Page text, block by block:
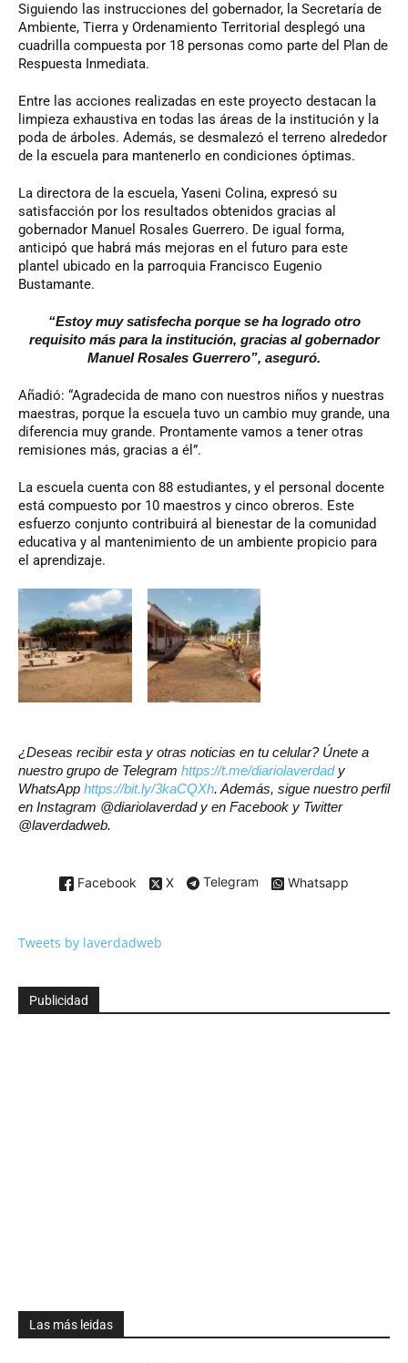
Siguiendo las instrucciones del gobernador, la Secretaría de
Ambiente, Tierra y Ordenamiento Territorial desplegó una
cuadrilla compuesta por 18 personas como parte del Plan de
Respuesta Inmediata.
Entre las acciones realizadas en este proyecto destacan la
limpieza exhaustiva en todas las áreas de la institución y la
poda de árboles. Además, se desmalezó el terreno alrededor
de la escuela para mantenerlo en condiciones óptimas.
La directora de la escuela, Yaseni Colina, expresó su
satisfacción por los resultados obtenidos gracias al
gobernador Manuel Rosales Guerrero. De igual forma,
anticipó que habrá más mejoras en el futuro para este
plantel ubicado en la parroquia Francisco Eugenio
Bustamante.
“Estoy muy satisfecha porque se ha logrado otro
requisito más para la institución, gracias al gobernador
Manuel Rosales Guerrero”, aseguró.
Añadió: “Agradecida de mano con nuestros niños y nuestras
maestras, porque la escuela tuvo un cambio muy grande, una
diferencia muy grande. Prontamente vamos a tener otras
remisiones más, gracias a él”.
La escuela cuenta con 88 estudiantes, y el personal docente
está compuesto por 10 maestros y cinco obreros. Este
esfuerzo conjunto contribuirá al bienestar de la comunidad
educativa y al mantenimiento de un ambiente propicio para
el aprendizaje.
¿Deseas recibir esta y otras noticias en tu celular? Únete a
nuestro grupo de Telegram https://t.me/diariolaverdady
WhatsApp https://bit.ly/3kaCQXh. Además, sigue nuestro perfil
en Instagram @diariolaverdad y en Facebook y Twitter
@laverdadweb.
Facebook X Telegram Whatsapp
Tweets by laverdadweb
Publicidad
Las más leidas